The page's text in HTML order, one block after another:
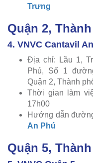
Trưng
Quận 2,
4. VNVC Cantavil
Địa chỉ: Lầu 1,
Phú, Số 1
Quận 2, Thành
Thời gian làm
17h00
Hướng dẫn
An Phú
Quận 5,